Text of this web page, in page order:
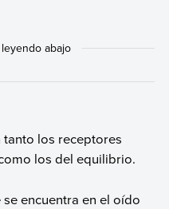
tanto los receptores
los del equilibrio.
encuentra en el oído